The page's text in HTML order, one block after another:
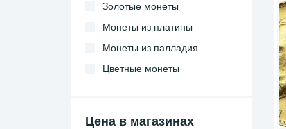
Золотые монеты
Монеты из платины
Монеты из палладия
Цветные монеты
Цена в магазинах